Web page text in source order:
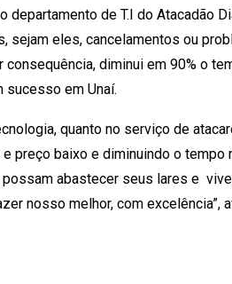
de T.I do Atacadão
sejam eles, cancelamentos ou
diminui em 90% o
sucesso em Unaí.
quanto no serviço de
preço baixo e diminuindo o tempo
abastecer seus lares e
nosso melhor, com excelência”,